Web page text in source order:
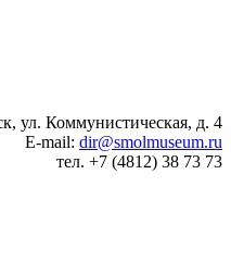
ул. Коммунистическая, д. 4
E-mail: dir@smolmuseum.ru
тел. +7 (4812) 38 73 73